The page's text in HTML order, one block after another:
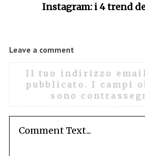
Instagram: i 4 trend
Leave a comment
Il tuo indirizzo
pubblicato. I campi
sono